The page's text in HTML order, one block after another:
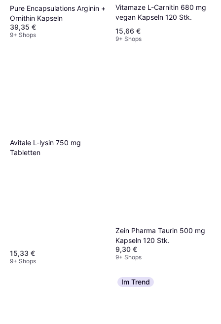
Pure Encapsulations Arginin +
Ornithin Kapseln
39,35 €
9+ Shops
Vitamaze L-Carnitin 680 mg
vegan Kapseln 120 Stk.
15,66 €
9+ Shops
Avitale L-lysin 750 mg
Tabletten
15,33 €
9+ Shops
Zein Pharma Taurin 500 mg
Kapseln 120 Stk.
9,30 €
9+ Shops
Im Trend